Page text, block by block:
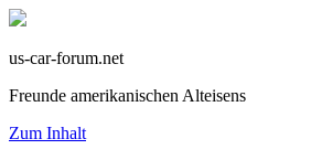
us-car-forum.net
Freunde amerikanischen Alteisens
Zum Inhalt